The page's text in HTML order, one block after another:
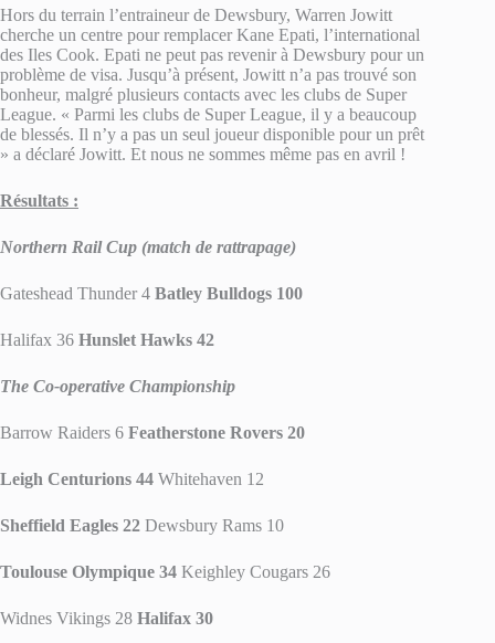
Hors du terrain l’entraineur de Dewsbury, Warren Jowitt
cherche un centre pour remplacer Kane Epati, l’international
des Iles Cook. Epati ne peut pas revenir à Dewsbury pour un
problème de visa. Jusqu’à présent, Jowitt n’a pas trouvé son
bonheur, malgré plusieurs contacts avec les clubs de Super
League. « Parmi les clubs de Super League, il y a beaucoup
de blessés. Il n’y a pas un seul joueur disponible pour un prêt
» a déclaré Jowitt. Et nous ne sommes même pas en avril !
Résultats :
Northern Rail Cup (match de rattrapage)
Gateshead Thunder 4 Batley Bulldogs 100
Halifax 36 Hunslet Hawks 42
The Co-operative Championship
Barrow Raiders 6 Featherstone Rovers 20
Leigh Centurions 44 Whitehaven 12
Sheffield Eagles 22 Dewsbury Rams 10
Toulouse Olympique 34 Keighley Cougars 26
Widnes Vikings 28 Halifax 30